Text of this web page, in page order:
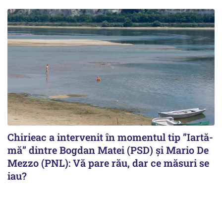
Chirieac a intervenit în momentul tip ”Iartă-
mă” dintre Bogdan Matei (PSD) și Mario De
Mezzo (PNL): Vă pare rău, dar ce măsuri se
iau?